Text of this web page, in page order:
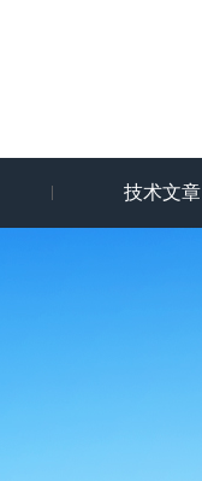
技术文章